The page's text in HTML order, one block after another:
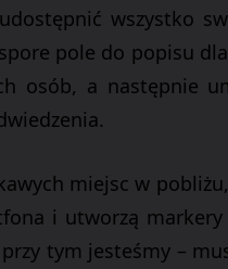
wszystko
spore pole do popisu
osób, a następnie
miejsc w
i utworzą
tym jesteśmy –